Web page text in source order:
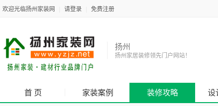
欢迎光临扬州家装网 请登录 免费注册
扬州
扬州家居装修领先门户网站！
首 页 家装案例 装修攻略 设